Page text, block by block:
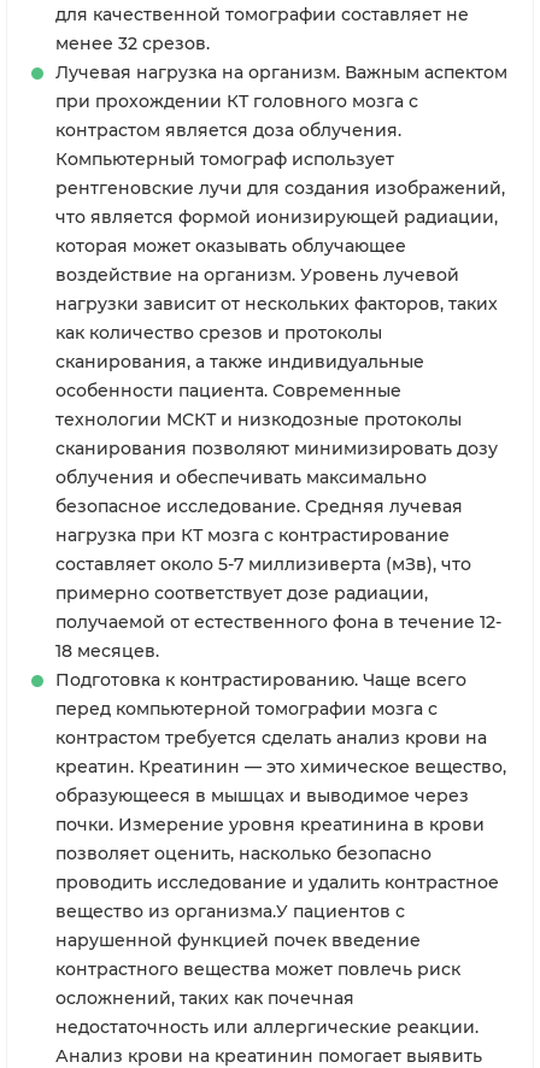
для качественной томографии составляет не
менее 32 срезов.
Лучевая нагрузка на организм. Важным аспектом
при прохождении КТ головного мозга с
контрастом является доза облучения.
Компьютерный томограф использует
рентгеновские лучи для создания изображений,
что является формой ионизирующей радиации,
которая может оказывать облучающее
воздействие на организм. Уровень лучевой
нагрузки зависит от нескольких факторов, таких
как количество срезов и протоколы
сканирования, а также индивидуальные
особенности пациента. Современные
технологии МСКТ и низкодозные протоколы
сканирования позволяют минимизировать дозу
облучения и обеспечивать максимально
безопасное исследование. Средняя лучевая
нагрузка при КТ мозга с контрастирование
составляет около 5-7 миллизиверта (мЗв), что
примерно соответствует дозе радиации,
получаемой от естественного фона в течение 12-
18 месяцев.
Подготовка к контрастированию. Чаще всего
перед компьютерной томографии мозга с
контрастом требуется сделать анализ крови на
креатин. Креатинин — это химическое вещество,
образующееся в мышцах и выводимое через
почки. Измерение уровня креатинина в крови
позволяет оценить, насколько безопасно
проводить исследование и удалить контрастное
вещество из организма.У пациентов с
нарушенной функцией почек введение
контрастного вещества может повлечь риск
осложнений, таких как почечная
недостаточность или аллергические реакции.
Анализ крови на креатинин помогает выявить